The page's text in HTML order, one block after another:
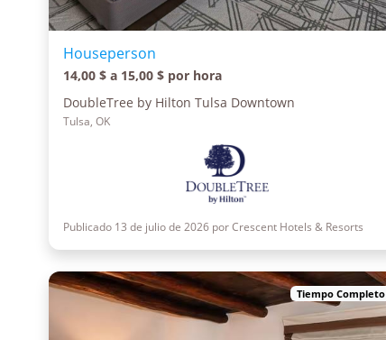
Houseperson
14,00 $ a 15,00 $ por hora
DoubleTree by Hilton Tulsa Downtown
Tulsa, OK
Publicado 13 de julio de 2026 por Crescent Hotels & Resorts
Tiempo Completo